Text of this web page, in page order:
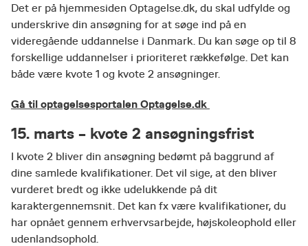
Det er på hjemmesiden Optagelse.dk, du skal udfylde og
underskrive din ansøgning for at søge ind på en
videregående uddannelse i Danmark. Du kan søge op til 8
forskellige uddannelser i prioriteret rækkefølge. Det kan
både være kvote 1 og kvote 2 ansøgninger.
Gå til optagelsesportalen Optagelse.dk
15. marts – kvote 2 ansøgningsfrist
I kvote 2 bliver din ansøgning bedømt på baggrund af
dine samlede kvalifikationer. Det vil sige, at den bliver
vurderet bredt og ikke udelukkende på dit
karaktergennemsnit. Det kan fx være kvalifikationer, du
har opnået gennem erhvervsarbejde, højskoleophold eller
udenlandsophold.